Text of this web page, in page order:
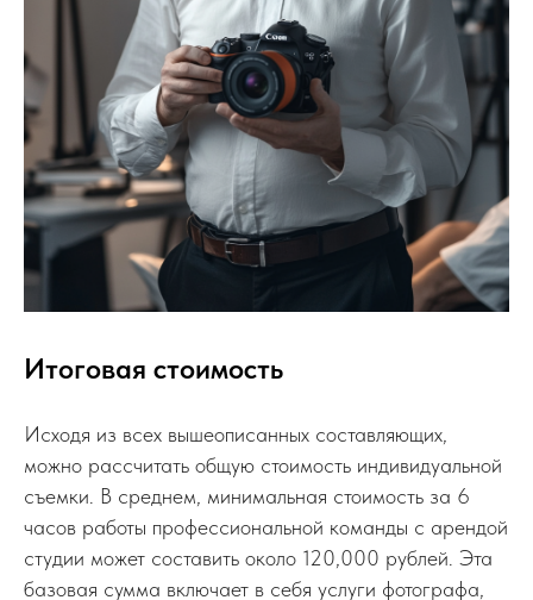
Итоговая стоимость
Исходя из всех вышеописанных составляющих,
можно рассчитать общую стоимость индивидуальной
съемки. В среднем, минимальная стоимость за 6
часов работы профессиональной команды с арендой
студии может составить около 120,000 рублей. Эта
базовая сумма включает в себя услуги фотографа,